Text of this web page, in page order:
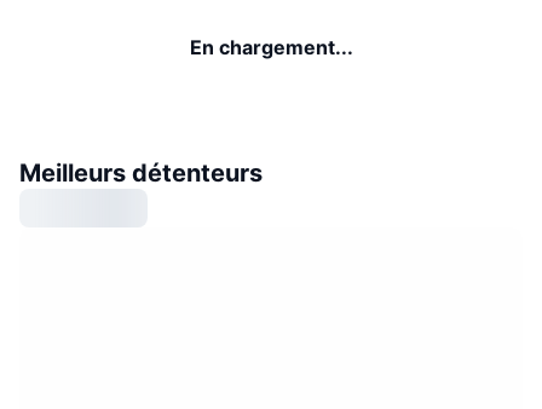
En chargement...
Meilleurs détenteurs